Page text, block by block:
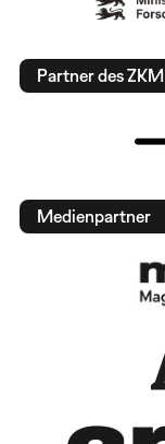
Partner des ZKM
Medienpartner